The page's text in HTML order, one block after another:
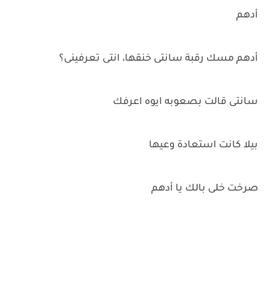
أدهم
أدهم مسك رقبة سانتى خنقها، انتى تعرفينى؟
سانتى قالت بصعوبه ايوه اعرفك
بيلا كانت استعادة وعيها
صرخت خلى بالك يا أدهم